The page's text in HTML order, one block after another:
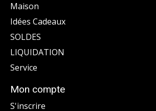
Maison
Idées Cadeaux
SOLDES
LIQUIDATION
Service
Mon compte
S'inscrire